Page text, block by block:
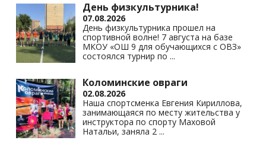
День физкультурника!
07.08.2026
День физкультурника прошел на
спортивной волне! 7 августа на базе
МКОУ «ОШ 9 для обучающихся с ОВЗ»
состоялся турнир по ...
Коломинские овраги
02.08.2026
Наша спортсменка Евгения Кириллова,
занимающаяся по месту жительства у
инструктора по спорту Маховой
Натальи, заняла 2 ...